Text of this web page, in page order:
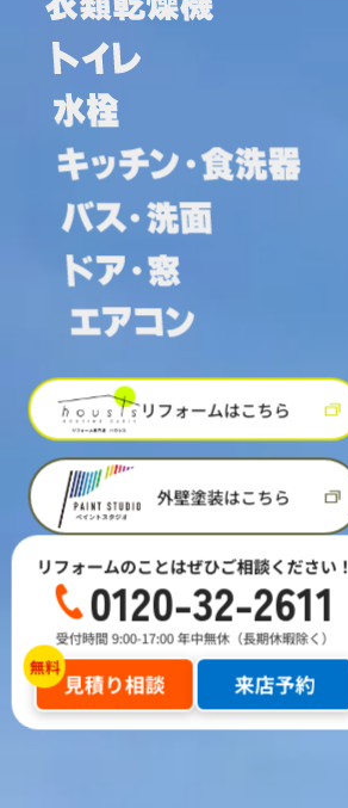
リフォームはこちら
外壁塗装はこちら
リフォームのことはぜひご相談ください！
0120-32-2611
受付時間 9:00-17:00 年中無休（長期休暇除く）
見積り相談 来店予約